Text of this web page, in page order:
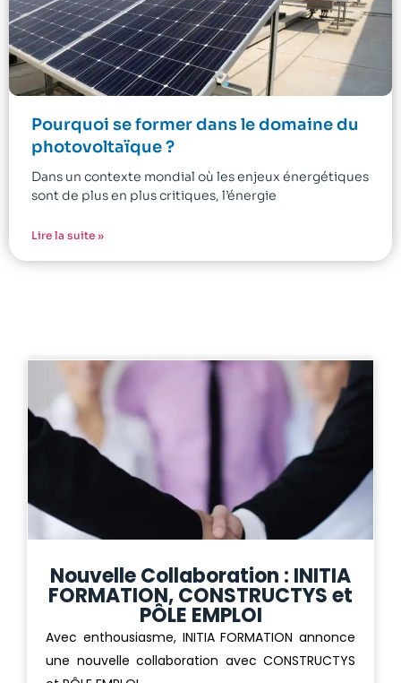
Pourquoi se former dans le domaine du
photovoltaïque ?
Dans un contexte mondial où les enjeux énergétiques
sont de plus en plus critiques, l’énergie
Lire la suite »
Nouvelle Collaboration : INITIA
FORMATION, CONSTRUCTYS et
PÔLE EMPLOI
Avec enthousiasme, INITIA FORMATION annonce
une nouvelle collaboration avec CONSTRUCTYS